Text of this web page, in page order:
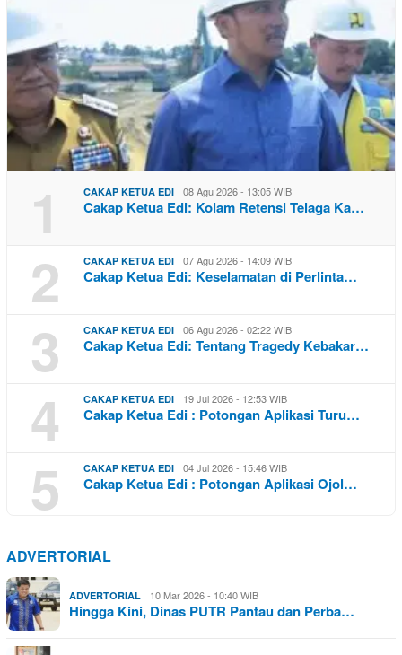
1 CAKAP KETUA EDI 08 Agu 2026 - 13:05 WIB
Cakap Ketua Edi: Kolam Retensi Telaga Ka…
2 CAKAP KETUA EDI 07 Agu 2026 - 14:09 WIB
Cakap Ketua Edi: Keselamatan di Perlinta…
3 CAKAP KETUA EDI 06 Agu 2026 - 02:22 WIB
Cakap Ketua Edi: Tentang Tragedy Kebakar…
4 CAKAP KETUA EDI 19 Jul 2026 - 12:53 WIB
Cakap Ketua Edi : Potongan Aplikasi Turu…
5 CAKAP KETUA EDI 04 Jul 2026 - 15:46 WIB
Cakap Ketua Edi : Potongan Aplikasi Ojol…
ADVERTORIAL
ADVERTORIAL 10 Mar 2026 - 10:40 WIB
Hingga Kini, Dinas PUTR Pantau dan Perba…